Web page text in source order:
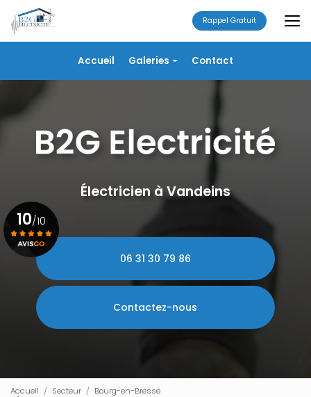
au
contenu
principal
Accueil Galeries
Chauffage/VMC
Portails
Contact
Rappel Gratuit
Électricien à Vandeins
06 31 30 79 86
Contactez-nous
10/10
Voir le certificat
Accueil Secteur
Bourg-en-Bresse